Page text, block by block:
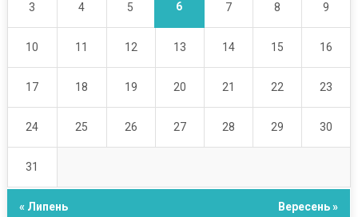
3 4 5 6 7 8 9
10 11 12 13 14 15 16
17 18 19 20 21 22 23
24 25 26 27 28 29 30
31
« Липень Вересень »